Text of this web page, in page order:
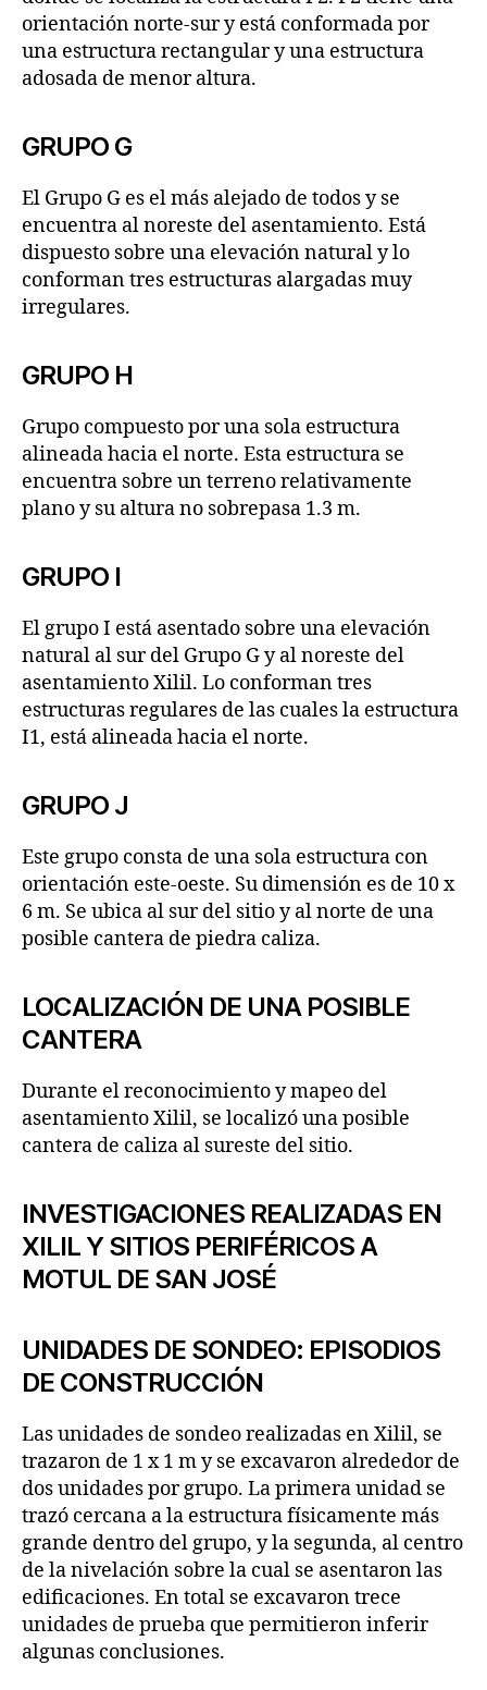
orientación norte-sur y está conformada por
una estructura rectangular y una estructura
adosada de menor altura.
GRUPO G
El Grupo G es el más alejado de todos y se
encuentra al noreste del asentamiento. Está
dispuesto sobre una elevación natural y lo
conforman tres estructuras alargadas muy
irregulares.
GRUPO H
Grupo compuesto por una sola estructura
alineada hacia el norte. Esta estructura se
encuentra sobre un terreno relativamente
plano y su altura no sobrepasa 1.3 m.
GRUPO I
El grupo I está asentado sobre una elevación
natural al sur del Grupo G y al noreste del
asentamiento Xilil. Lo conforman tres
estructuras regulares de las cuales la estructura
I1, está alineada hacia el norte.
GRUPO J
Este grupo consta de una sola estructura con
orientación este-oeste. Su dimensión es de 10 x
6 m. Se ubica al sur del sitio y al norte de una
posible cantera de piedra caliza.
LOCALIZACIÓN DE UNA POSIBLE
CANTERA
Durante el reconocimiento y mapeo del
asentamiento Xilil, se localizó una posible
cantera de caliza al sureste del sitio.
INVESTIGACIONES REALIZADAS EN
XILIL Y SITIOS PERIFÉRICOS A
MOTUL DE SAN JOSÉ
UNIDADES DE SONDEO: EPISODIOS
DE CONSTRUCCIÓN
Las unidades de sondeo realizadas en Xilil, se
trazaron de 1 x 1 m y se excavaron alrededor de
dos unidades por grupo. La primera unidad se
trazó cercana a la estructura físicamente más
grande dentro del grupo, y la segunda, al centro
de la nivelación sobre la cual se asentaron las
edificaciones. En total se excavaron trece
unidades de prueba que permitieron inferir
algunas conclusiones.